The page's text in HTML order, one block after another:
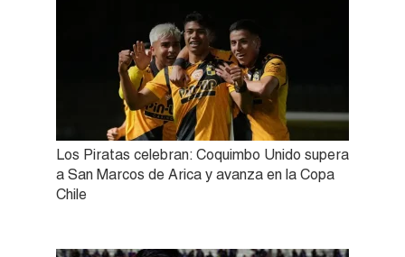
Los Piratas celebran: Coquimbo Unido supera
a San Marcos de Arica y avanza en la Copa
Chile